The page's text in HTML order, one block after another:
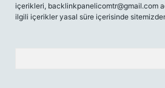
içerikleri, backlinkpanelicomtr@gmail.com
ilgili içerikler yasal süre içerisinde sitemizden